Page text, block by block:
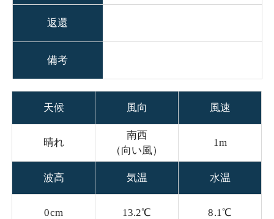
返還
備考
天候 風向 風速
晴れ
南西
（向い風）
1m
波高 気温 水温
0cm 13.2℃ 8.1℃